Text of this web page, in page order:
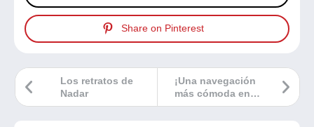
Share on Pinterest
¡Una navegación
más cómoda en
Delcampe gracias
Los retratos de
Nadar